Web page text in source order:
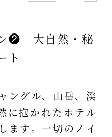
❷ 大自然・秘
ト
ングル、山岳、渓
に抱かれたホテル
ます。一切のノイ